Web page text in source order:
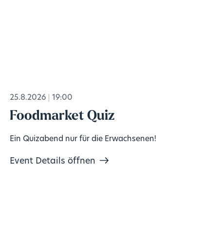
25.8.2026 19:00
Foodmarket Quiz
Ein Quizabend nur für die Erwachsenen!
Event Details öffnen